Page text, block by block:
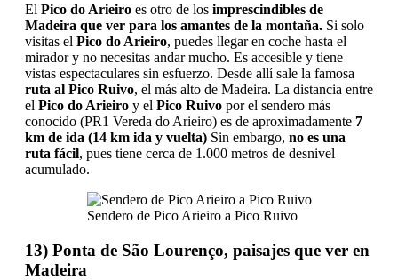
El Pico do Arieiro es otro de los imprescindibles de
Madeira que ver para los amantes de la montaña. Si solo
visitas el Pico do Arieiro, puedes llegar en coche hasta el
mirador y no necesitas andar mucho. Es accesible y tiene
vistas espectaculares sin esfuerzo. Desde allí sale la famosa
ruta al Pico Ruivo, el más alto de Madeira. La distancia entre
el Pico do Arieiro y el Pico Ruivo por el sendero más
conocido (PR1 Vereda do Arieiro) es de aproximadamente 7
km de ida (14 km ida y vuelta) Sin embargo, no es una
ruta fácil, pues tiene cerca de 1.000 metros de desnivel
acumulado.
Sendero de Pico Arieiro a Pico Ruivo
13) Ponta de São Lourenço, paisajes que ver en
Madeira